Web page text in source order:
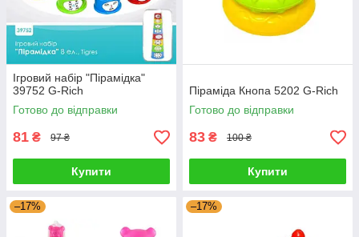
Ігровий набір "Пірамідка"
39752 G-Rich
Готово до відправки
81 ₴ 97 ₴
Купити
Піраміда Кнопа 5202 G-Rich
Готово до відправки
83 ₴ 100 ₴
Купити
–17% –17%